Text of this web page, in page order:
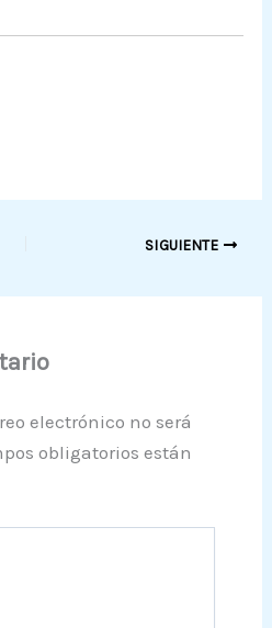
SIGUIENTE
electrónico no será
obligatorios están